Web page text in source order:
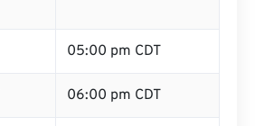
05:00 pm CDT
06:00 pm CDT